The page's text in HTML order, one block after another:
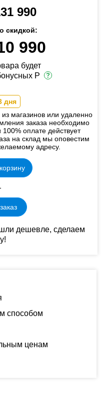
990
скидкой:
990
будет
Р
дня
магазинов или удаленно
заказа необходимо
оплате действует
на склад мы оповестим
адресу.
дешевле, сделаем
способом
ценам